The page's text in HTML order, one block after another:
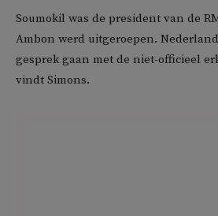
Soumokil was de president van de
Ambon werd uitgeroepen.
gesprek gaan met de niet-officieel
vindt Simons.